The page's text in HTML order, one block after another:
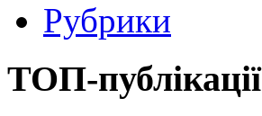
Рубрики
ТОП-публікації